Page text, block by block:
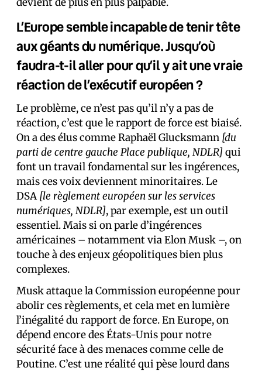
L’Europe semble incapable de tenir tête
aux géants du numérique. Jusqu’où
faudra-t-il aller pour qu’il y ait une vraie
réaction de l’exécutif européen ?
Le problème, ce n’est pas qu’il n’y a pas de
réaction, c’est que le rapport de force est biaisé.
On a des élus comme Raphaël Glucksmann [du
parti de centre gauche Place publique, NDLR] qui
font un travail fondamental sur les ingérences,
mais ces voix deviennent minoritaires. Le
DSA [le règlement européen sur les services
numériques, NDLR], par exemple, est un outil
essentiel. Mais si on parle d’ingérences
américaines – notamment via Elon Musk –, on
touche à des enjeux géopolitiques bien plus
complexes.
Musk attaque la Commission européenne pour
abolir ces règlements, et cela met en lumière
l’inégalité du rapport de force. En Europe, on
dépend encore des États-Unis pour notre
sécurité face à des menaces comme celle de
Poutine. C’est une réalité qui pèse lourd dans